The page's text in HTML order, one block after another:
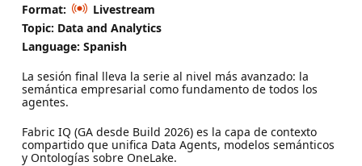
Format:
Livestream
Topic: Data and Analytics
Language: Spanish
La sesión final lleva la serie al nivel más avanzado: la
semántica empresarial como fundamento de todos los
agentes.
Fabric IQ (GA desde Build 2026) es la capa de contexto
compartido que unifica Data Agents, modelos semánticos
y Ontologías sobre OneLake.